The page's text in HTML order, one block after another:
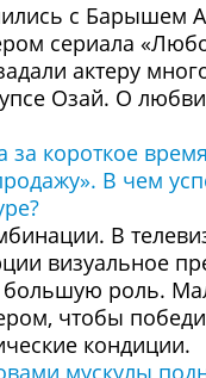
с Барышем
сериала
актеру
Озай. О
за короткое
В чем
В
визуальное
большую роль.
чтобы
кондиции.
мускулы